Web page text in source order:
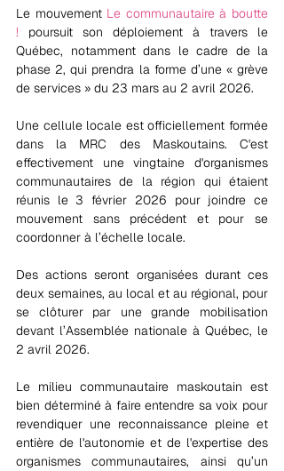
Le mouvement Le communautaire à boutte
! poursuit son déploiement à travers le
Québec, notamment dans le cadre de la
phase 2, qui prendra la forme d’une « grève
de services » du 23 mars au 2 avril 2026.
Une cellule locale est officiellement formée
dans la MRC des Maskoutains. C'est
effectivement une vingtaine d'organismes
communautaires de la région qui étaient
réunis le 3 février 2026 pour joindre ce
mouvement sans précédent et pour se
coordonner à l’échelle locale.
Des actions seront organisées durant ces
deux semaines, au local et au régional, pour
se clôturer par une grande mobilisation
devant l’Assemblée nationale à Québec, le
2 avril 2026.
Le milieu communautaire maskoutain est
bien déterminé à faire entendre sa voix pour
revendiquer une reconnaissance pleine et
entière de l'autonomie et de l'expertise des
organismes communautaires, ainsi qu’un